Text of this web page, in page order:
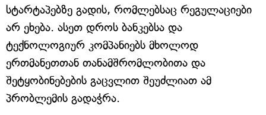
სტარტაპებზე გადის, რომლებსაც რეგულაციები
არ ეხება. ასეთ დროს ბანკებსა და
ტექნოლოგიურ კომპანიებს მხოლოდ
ერთმანეთთან თანამშრომლობითა და
შეტყობინებების გაცვლით შეუძლიათ ამ
პრობლემის გადაჭრა.